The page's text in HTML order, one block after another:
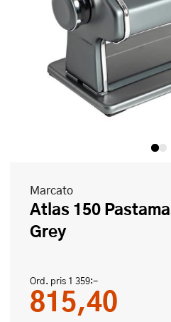
Marcato
Atlas 150 Pastamaskin Powder
Grey
Ord. pris 1 359:-
815,40